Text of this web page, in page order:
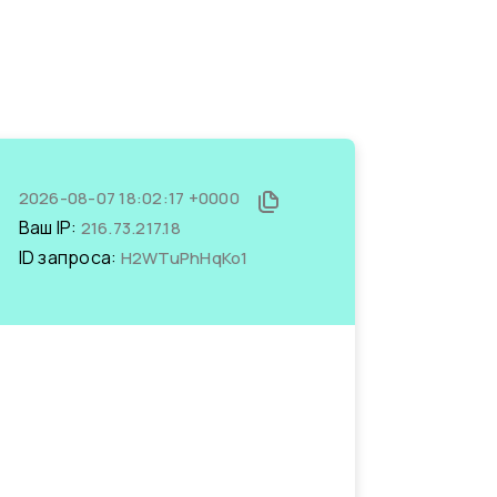
2026-08-07 18:02:17 +0000
Ваш IP: 216.73.217.18
ID запроса: H2WTuPhHqKo1